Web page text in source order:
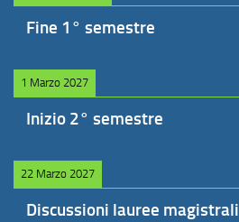
Fine 1° semestre
1 Marzo 2027
Inizio 2° semestre
22 Marzo 2027
Discussioni lauree magistrali